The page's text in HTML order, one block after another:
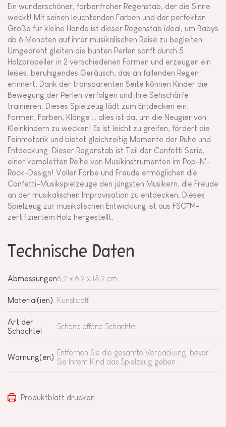
Ein wunderschöner, farbenfroher Regenstab, der die Sinne
weckt! Mit seinen leuchtenden Farben und der perfekten
Größe für kleine Hände ist dieser Regenstab ideal, um Babys
ab 6 Monaten auf ihrer musikalischen Reise zu begleiten.
Umgedreht gleiten die bunten Perlen sanft durch 5
Holzpropeller in 2 verschiedenen Formen und erzeugen ein
leises, beruhigendes Geräusch, das an fallenden Regen
erinnert. Dank der transparenten Seite können Kinder die
Bewegung der Perlen verfolgen und ihre Sehschärfe
trainieren. Dieses Spielzeug lädt zum Entdecken ein:
Formen, Farben, Klänge … alles ist da, um die Neugier von
Kleinkindern zu wecken! Es ist leicht zu greifen, fördert die
Feinmotorik und bietet gleichzeitig Momente der Ruhe und
Entdeckung. Dieser Regenstab ist Teil der Confetti Serie,
einer kompletten Reihe von Musikinstrumenten im Pop-N'-
Rock-Design! Voller Farbe und Freude ermöglichen die
Confetti-Musikspielzeuge den jüngsten Musikern, die Freude
an der musikalischen Improvisation zu entdecken. Dieses
Spielzeug zur musikalischen Entwicklung ist aus FSC™-
zertifiziertem Holz hergestellt.
Technische Daten
Abmessungen6,2 x 6,2 x 18,2 cm
Material(ien) Kunststoff
Art der
Schachtel
Schöne offene Schachtel
Warnung(en)
Entfernen Sie die gesamte Verpackung, bevor
Sie Ihrem Kind das Spielzeug geben.
Produktblatt drucken